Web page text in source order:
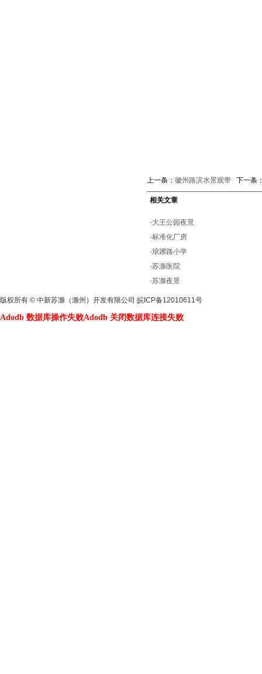
上一条： 徽州路滨水景观带 下一条
相关文章
·大王公园夜景
·标准化厂房
·琅琊路小学
·苏滁医院
·苏滁夜景
版权所有 © 中新苏滁（滁州）开发有限公司 皖ICP备12010611号
Adodb 数据库操作失败Adodb 关闭数据库连接失败